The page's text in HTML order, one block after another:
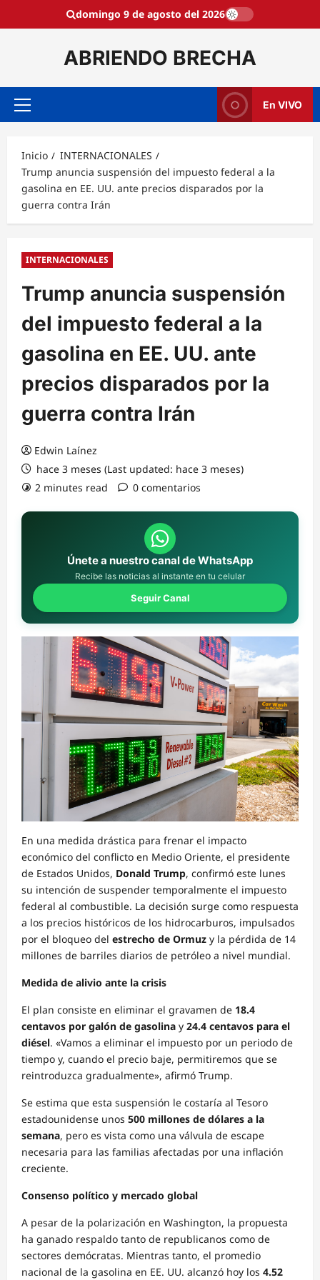
domingo 9 de agosto del 2026
ABRIENDO BRECHA
Menú
En VIVO
Inicio
INTERNACIONALES
Trump anuncia suspensión del impuesto federal a la
gasolina en EE. UU. ante precios disparados por la
guerra contra Irán
INTERNACIONALES
Trump anuncia suspensión
del impuesto federal a la
gasolina en EE. UU. ante
precios disparados por la
guerra contra Irán
Edwin Laínez
hace 3 meses (Last updated: hace 3 meses)
2 minutes read
0 comentarios
Únete a nuestro canal de WhatsApp
Recibe las noticias al instante en tu celular
Seguir Canal
En una medida drástica para frenar el impacto
económico del conflicto en Medio Oriente, el presidente
de Estados Unidos, Donald Trump, confirmó este lunes
su intención de suspender temporalmente el impuesto
federal al combustible. La decisión surge como respuesta
a los precios históricos de los hidrocarburos, impulsados
por el bloqueo del estrecho de Ormuz y la pérdida de 14
millones de barriles diarios de petróleo a nivel mundial.
Medida de alivio ante la crisis
El plan consiste en eliminar el gravamen de 18.4
centavos por galón de gasolina y 24.4 centavos para el
diésel. «Vamos a eliminar el impuesto por un periodo de
tiempo y, cuando el precio baje, permitiremos que se
reintroduzca gradualmente», afirmó Trump.
Se estima que esta suspensión le costaría al Tesoro
estadounidense unos 500 millones de dólares a la
semana, pero es vista como una válvula de escape
necesaria para las familias afectadas por una inflación
creciente.
Consenso político y mercado global
A pesar de la polarización en Washington, la propuesta
ha ganado respaldo tanto de republicanos como de
sectores demócratas. Mientras tanto, el promedio
nacional de la gasolina en EE. UU. alcanzó hoy los 4.52